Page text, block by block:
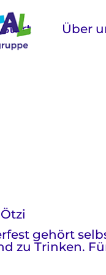
Start Über
gehört
zu Trinken.